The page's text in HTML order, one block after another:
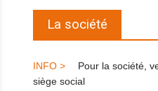
La société
Pour la société,
siège social